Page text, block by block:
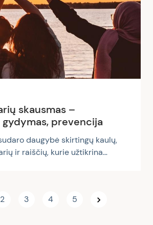
pakankamai negauname su
natūralių šaltinių (pavyzdžiui,
Esant specifinių vitaminų,
rūgščių ar kitų...
skausmas –
gydymas, prevencija
daugybė skirtingų kaulų,
ir raiščių, kurie užtikrina
amplitudė, rankų miklumas,
Deja, bet vis dažniau tiek
2 3 4 5